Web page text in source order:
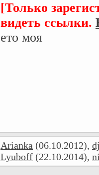
[Только
видеть ссылки.
ето моя
Arianka (06.10.2012),
Lyuboff (22.10.2014),